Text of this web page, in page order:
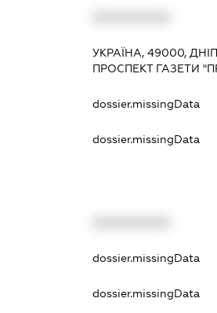
УКРАЇНА, 49000,
ПРОСПЕКТ ГАЗЕТИ
dossier.missingData
dossier.missingData
dossier.missingData
dossier.missingData